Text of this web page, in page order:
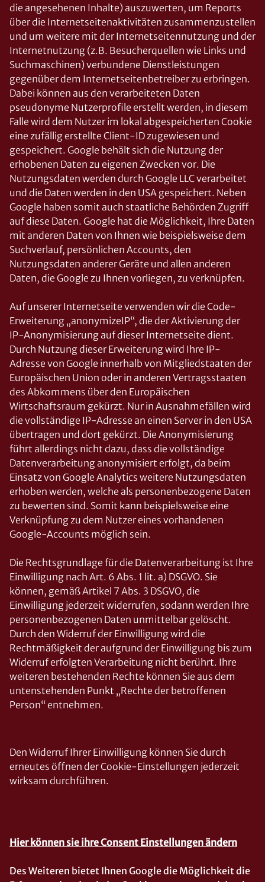
die angesehenen Inhalte) auszuwerten, um Reports
über die Internetseitenaktivitäten zusammenzustellen
und um weitere mit der Internetseitennutzung und der
Internetnutzung (z.B. Besucherquellen wie Links und
Suchmaschinen) verbundene Dienstleistungen
gegenüber dem Internetseitenbetreiber zu erbringen.
Dabei können aus den verarbeiteten Daten
pseudonyme Nutzerprofile erstellt werden, in diesem
Falle wird dem Nutzer im lokal abgespeicherten Cookie
eine zufällig erstellte Client-ID zugewiesen und
gespeichert. Google behält sich die Nutzung der
erhobenen Daten zu eigenen Zwecken vor. Die
Nutzungsdaten werden durch Google LLC verarbeitet
und die Daten werden in den USA gespeichert. Neben
Google haben somit auch staatliche Behörden Zugriff
auf diese Daten. Google hat die Möglichkeit, Ihre Daten
mit anderen Daten von Ihnen wie beispielsweise dem
Suchverlauf, persönlichen Accounts, den
Nutzungsdaten anderer Geräte und allen anderen
Daten, die Google zu Ihnen vorliegen, zu verknüpfen.
Auf unserer Internetseite verwenden wir die Code-
Erweiterung „anonymizeIP“, die der Aktivierung der
IP-Anonymisierung auf dieser Internetseite dient.
Durch Nutzung dieser Erweiterung wird Ihre IP-
Adresse von Google innerhalb von Mitgliedstaaten der
Europäischen Union oder in anderen Vertragsstaaten
des Abkommens über den Europäischen
Wirtschaftsraum gekürzt. Nur in Ausnahmefällen wird
die vollständige IP-Adresse an einen Server in den USA
übertragen und dort gekürzt. Die Anonymisierung
führt allerdings nicht dazu, dass die vollständige
Datenverarbeitung anonymisiert erfolgt, da beim
Einsatz von Google Analytics weitere Nutzungsdaten
erhoben werden, welche als personenbezogene Daten
zu bewerten sind. Somit kann beispielsweise eine
Verknüpfung zu dem Nutzer eines vorhandenen
Google-Accounts möglich sein.
Die Rechtsgrundlage für die Datenverarbeitung ist Ihre
Einwilligung nach Art. 6 Abs. 1 lit. a) DSGVO. Sie
können, gemäß Artikel 7 Abs. 3 DSGVO, die
Einwilligung jederzeit widerrufen, sodann werden Ihre
personenbezogenen Daten unmittelbar gelöscht.
Durch den Widerruf der Einwilligung wird die
Rechtmäßigkeit der aufgrund der Einwilligung bis zum
Widerruf erfolgten Verarbeitung nicht berührt. Ihre
weiteren bestehenden Rechte können Sie aus dem
untenstehenden Punkt „Rechte der betroffenen
Person“ entnehmen.
Den Widerruf Ihrer Einwilligung können Sie durch
erneutes öffnen der Cookie-Einstellungen jederzeit
wirksam durchführen.
Hier können sie ihre Consent Einstellungen ändern
Des Weiteren bietet Ihnen Google die Möglichkeit die